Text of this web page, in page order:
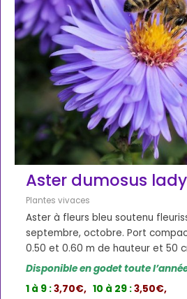
Aster dumosus
Plantes vivaces
Aster à fleurs bleu soutenu
septembre, octobre. Port
0.50 et 0.60 m de hauteur et 50
Disponible en godet toute
1 à 9 :3,70€,10 à 29 :3,50€,